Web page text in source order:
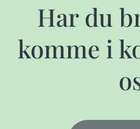
Har du
komme i